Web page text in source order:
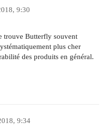
9:30
trouve Butterfly souvent
plus cher
des produits en général.
9:34